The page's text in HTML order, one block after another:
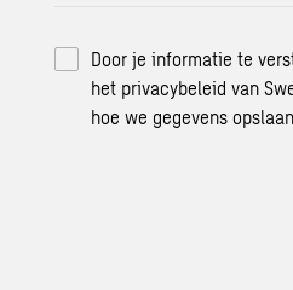
Door je informatie te
het privacybeleid van
hoe we gegevens